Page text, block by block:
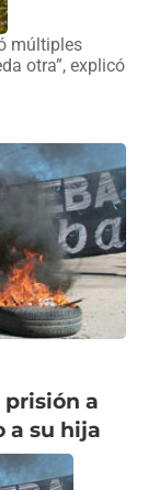
múltiples
otra”, explicó
prisión a
a su hija